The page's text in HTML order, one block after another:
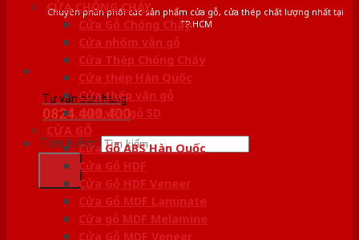
Chuyên phân phối các sản phẩm cửa gỗ, cửa thép chất lượng nhất tại
TP.HCM
Tư vấn bán hàng
0824.400.400
Tìm kiếm:
CỬA CHỐNG CHÁY
Cửa Gỗ Chống Cháy
Cửa nhôm vân gỗ
Cửa Thép Chống Cháy
Cửa thép Hàn Quốc
Cửa thép vân gỗ
Cửa vân gỗ 5D
CỬA GỖ
Cửa Gỗ ABS Hàn Quốc
Cửa Gỗ HDF
Cửa Gỗ HDF Veneer
Cửa Gỗ MDF Laminate
Cửa gỗ MDF Melamine
Cửa Gỗ MDF Veneer